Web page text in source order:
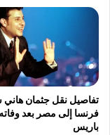
تفاصيل نقل جثمان
فرنسا إلى مصر بعد
باريس